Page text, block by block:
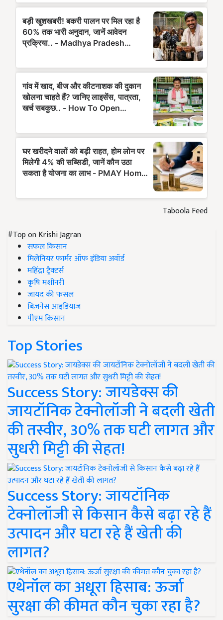
Taboola Feed
#Top on Krishi Jagran
सफल किसान
मिलेनियर फार्मर ऑफ इंडिया अवॉर्ड
महिंद्रा ट्रैक्टर्स
कृषि मशीनरी
जायद की फसल
बिज़नेस आइडियाज
पीएम किसान
Top Stories
Success Story: जायडेक्स की
जायटॉनिक टेक्नोलॉजी ने बदली खेती
की तस्वीर, 30% तक घटी लागत और
सुधरी मिट्टी की सेहत!
Success Story: जायटॉनिक
टेक्नोलॉजी से किसान कैसे बढ़ा रहे हैं
उत्पादन और घटा रहे हैं खेती की
लागत?
एथेनॉल का अधूरा हिसाब: ऊर्जा
सुरक्षा की कीमत कौन चुका रहा है?